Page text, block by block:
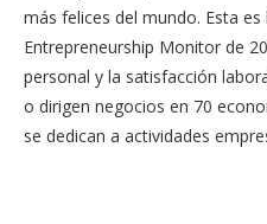
más felices del mundo. Esta
Entrepreneurship Monitor de
personal y la satisfacción
o dirigen negocios en 70
se dedican a actividades